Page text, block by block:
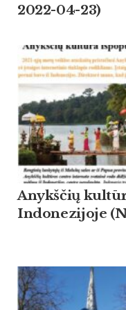
2022-04-23)
Anykščių
Indonezijoje